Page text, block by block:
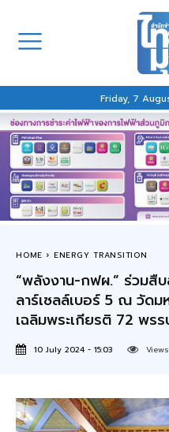
Friday, 7
HOME ENERGY TRANSITION
“พลังงาน-กฟผ.” ร่วมสื
ลาร์เซลล์เบอร์ 5 ณ วัดม
เฉลิมพระเกียรติ 72 พรร
10 July 2024 - 15:03